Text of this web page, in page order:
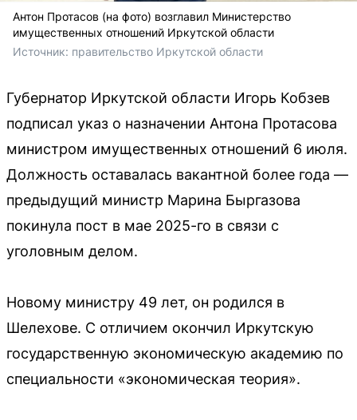
Антон Протасов (на фото) возглавил Министерство
имущественных отношений Иркутской области
Источник: правительство Иркутской области
Губернатор Иркутской области Игорь Кобзев
подписал указ о назначении Антона Протасова
министром имущественных отношений 6 июля.
Должность оставалась вакантной более года —
предыдущий министр Марина Быргазова
покинула пост в мае 2025-го в связи с
уголовным делом.
Новому министру 49 лет, он родился в
Шелехове. С отличием окончил Иркутскую
государственную экономическую академию по
специальности «экономическая теория».